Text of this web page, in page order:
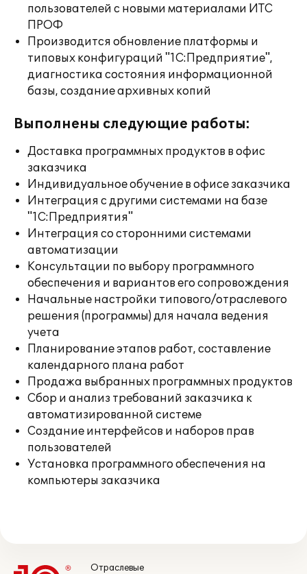
пользователей с новыми материалами ИТС
ПРОФ
Производится обновление платформы и
типовых конфигураций "1С:Предприятие",
диагностика состояния информационной
базы, создание архивных копий
Выполнены следующие работы:
Доставка программных продуктов в офис
заказчика
Индивидуальное обучение в офисе заказчика
Интеграция с другими системами на базе
"1С:Предприятия"
Интеграция со сторонними системами
автоматизации
Консультации по выбору программного
обеспечения и вариантов его сопровождения
Начальные настройки типового/отраслевого
решения (программы) для начала ведения
учета
Планирование этапов работ, составление
календарного плана работ
Продажа выбранных программных продуктов
Сбор и анализ требований заказчика к
автоматизированной системе
Создание интерфейсов и наборов прав
пользователей
Установка программного обеспечения на
компьютеры заказчика
Отраслевые